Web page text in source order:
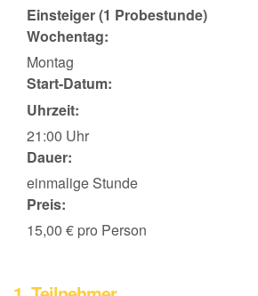
Einsteiger (1 Probestunde)
Wochentag:
Montag
Start-Datum:
Uhrzeit:
21:00 Uhr
Dauer:
einmalige Stunde
Preis:
15,00 € pro Person